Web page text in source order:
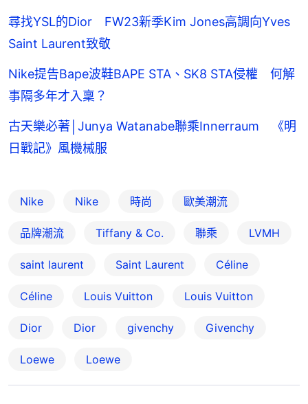
尋找YSL的Dior FW23新季Kim Jones高調向Yves
Saint Laurent致敬
Nike提告Bape波鞋BAPE STA、SK8 STA侵權 何解
事隔多年才入稟？
古天樂必著│Junya Watanabe聯乘Innerraum 《明
日戰記》風機械服
Nike Nike 時尚 歐美潮流
品牌潮流 Tiffany & Co. 聯乘 LVMH
saint laurent Saint Laurent Céline
Céline Louis Vuitton Louis Vuitton
Dior Dior givenchy Givenchy
Loewe Loewe